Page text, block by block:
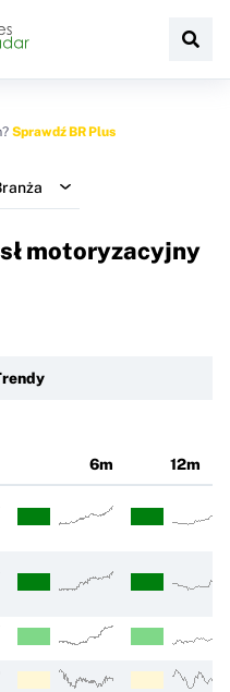
Sprawdź BR Plus
motoryzacyjny
6m 12m